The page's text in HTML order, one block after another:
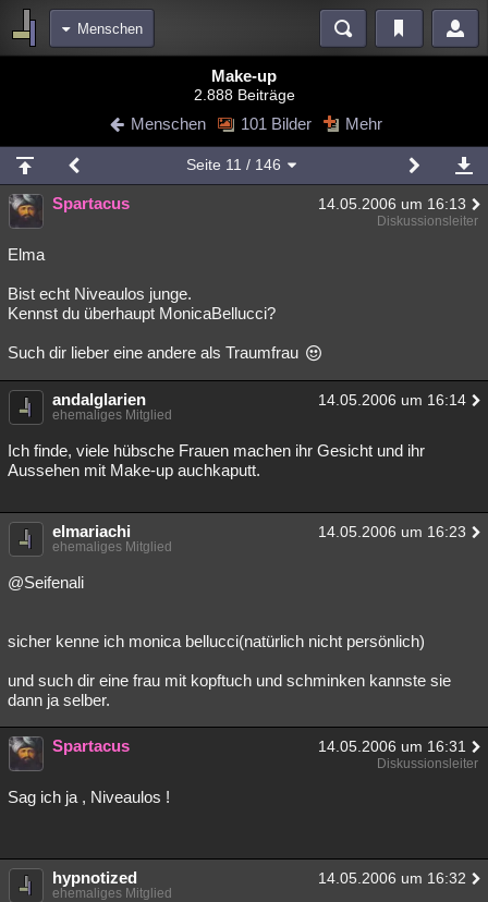
Menschen
Blogs Videos
Chat Wiki Neuigkeiten
meine Rubriken
Menschen Wissenschaft Mystery Kriminalfälle
Spiritualität
Natur Umfragen Unterhaltung
Philosophie Träume Orte Esoterik
Astronomie Helpdesk Gaming Filme
Musik Clash Verbesserungen Allmystery English
Übersichten
Besucht Teilgenommen Alle Neue Geschlossen
Lesenswert Schlüsselwörter
Make-up
2.888 Beiträge
Menschen 101 Bilder Mehr
Seite 11 / 146
Spartacus 14.05.2006 um 16:13
Diskussionsleiter
Elma
Bist echt Niveaulos junge.
Kennst du überhaupt MonicaBellucci?
Such dir lieber eine andere als Traumfrau
andalglarien 14.05.2006 um 16:14
ehemaliges Mitglied
Ich finde, viele hübsche Frauen machen ihr Gesicht und ihr
Aussehen mit Make-up auchkaputt.
elmariachi 14.05.2006 um 16:23
ehemaliges Mitglied
@Seifenali
sicher kenne ich monica bellucci(natürlich nicht persönlich)
und such dir eine frau mit kopftuch und schminken kannste sie
dann ja selber.
Spartacus 14.05.2006 um 16:31
Diskussionsleiter
Sag ich ja , Niveaulos !
hypnotized 14.05.2006 um 16:32
ehemaliges Mitglied